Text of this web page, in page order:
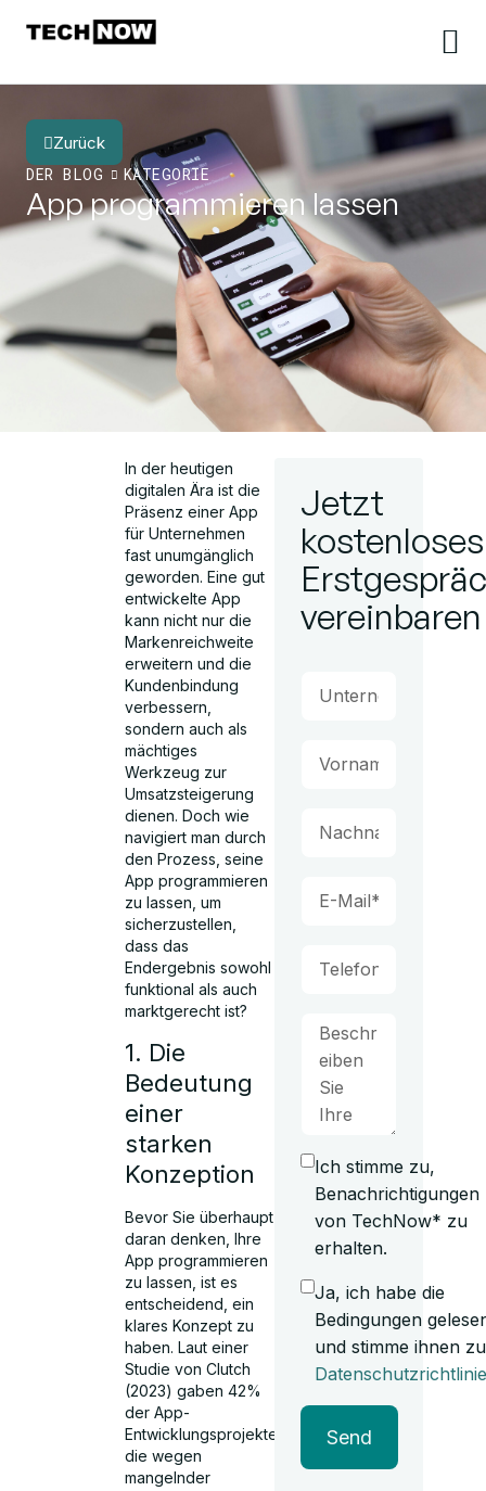
Zurück
DER BLOG
KATEGORIE
App programmieren lassen
In der heutigen
digitalen Ära ist die
Präsenz einer App
für Unternehmen
fast unumgänglich
geworden. Eine gut
entwickelte App
kann nicht nur die
Markenreichweite
erweitern und die
Kundenbindung
verbessern,
sondern auch als
mächtiges
Werkzeug zur
Umsatzsteigerung
dienen. Doch wie
navigiert man durch
den Prozess, seine
App programmieren
zu lassen, um
sicherzustellen,
dass das
Endergebnis sowohl
funktional als auch
marktgerecht ist?
1. Die
Bedeutung
einer
starken
Konzeption
Bevor Sie überhaupt
daran denken, Ihre
App programmieren
zu lassen, ist es
entscheidend, ein
klares Konzept zu
haben. Laut einer
Studie von Clutch
(2023) gaben 42%
der App-
Entwicklungsprojekte,
die wegen
mangelnder
Jetzt
kostenloses
vereinbaren
Ich stimme zu,
Benachrichtigungen
von TechNow* zu
erhalten.
Ja, ich habe die
Bedingungen
und stimme ihnen
Datenschutzrichtlinie
Send